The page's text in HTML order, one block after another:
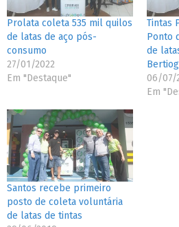
Prolata coleta 535 mil quilos
de latas de aço pós-
consumo
27/01/2022
Em "Destaque"
Tintas
Ponto
de
06/07/
Em
Santos recebe primeiro
posto de coleta voluntária
de latas de tintas